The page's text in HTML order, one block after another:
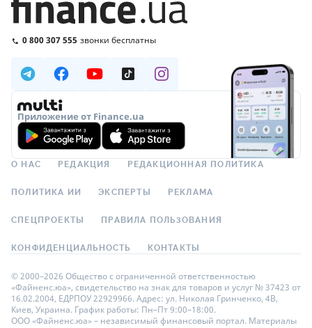
0 800 307 555 звонки бесплатны
Приложение от Finance.ua
О НАС РЕДАКЦИЯ РЕДАКЦИОННАЯ ПОЛИТИКА
ПОЛИТИКА ИИ ЭКСПЕРТЫ РЕКЛАМА
СПЕЦПРОЕКТЫ ПРАВИЛА ПОЛЬЗОВАНИЯ
КОНФИДЕНЦИАЛЬНОСТЬ КОНТАКТЫ
© 2000–2026 Общество с ограниченной ответственностью
«Файненс.юа», свидетельство на знак для товаров и услуг № 37423 от
16.02.2004, ЕДРПОУ 22929966. Адрес: ул. Николая Гринченко, 4В,
Киев, Украина. График работы: Пн–Пт 9:00–18:00.
ООО «Файненс.юа» – независимый финансовый портал. Материалы